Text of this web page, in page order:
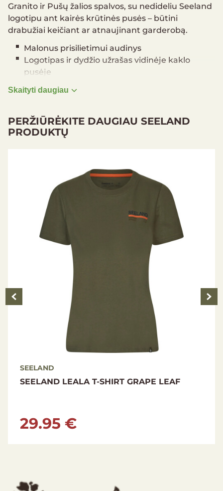
Granito ir Pušų žalios spalvos, su nedideliu Seeland
logotipu ant kairės krūtinės pusės – būtini
drabužiai keičiant ar atnaujinant garderobą.
Malonus prisilietimui audinys
Logotipas ir dydžio užrašas vidinėje kaklo
pusėje
poliesteris, viengubas džersis
Dydžių gidas
Skaityti daugiau
PERŽIŪRĖKITE DAUGIAU SEELAND
PRODUKTŲ
SEELAND
SEELAND POWER FLEECE METEORITE
39.95 €